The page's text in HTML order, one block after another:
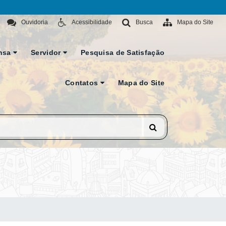
Mapa do Site
Busca
Acessibilidade
Ouvidoria
Servidor Pesquisa de Satisfação
Contatos Mapa do Site